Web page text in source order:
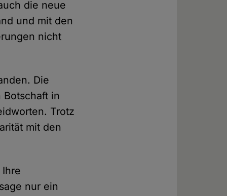
die neue
und mit den
nicht
Die
in
Trotz
mit den
nur ein